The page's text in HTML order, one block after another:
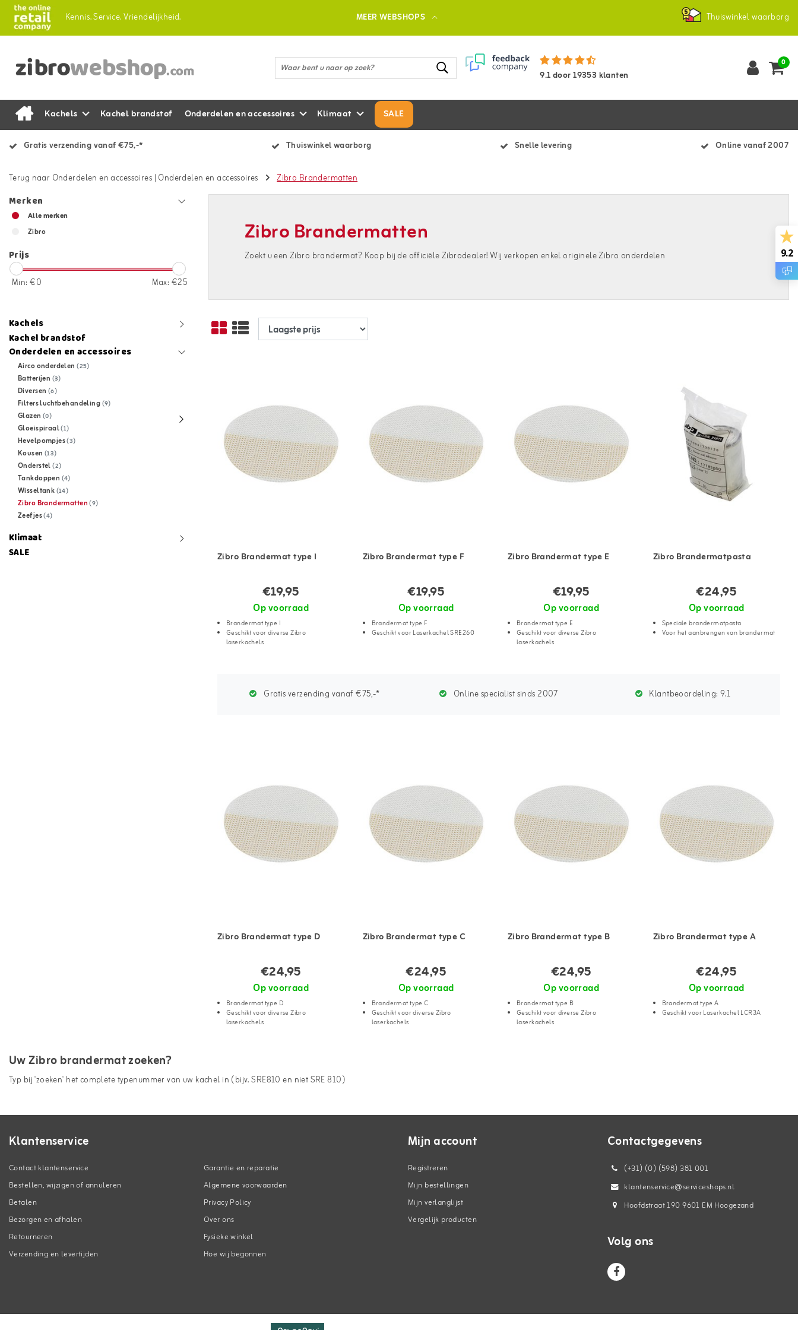
Kennis.Service.Vriendelijkheid. MEER WEBSHOPS Thuiswinkel waarborg
9.1door19353 klanten
0
Kachels Kachel brandstof Onderdelen en accessoires Klimaat SALE
Gratis verzending vanaf €75,-* Thuiswinkel waarborg Snelle levering Online vanaf 2007
Terug naar Onderdelen en accessoires | Onderdelen en accessoires Zibro Brandermatten
Merken
Alle merken
Zibro
Prijs
Min: €0 Max: €25
Kachels
Kachel brandstof
Onderdelen en accessoires
Airco onderdelen(25)
Batterijen (3)
Diversen (6)
Filters luchtbehandeling(9)
Glazen (0)
Gloeispiraal(1)
Hevelpompjes(3)
Kousen (13)
Onderstel(2)
Tankdoppen (4)
Wisseltank(14)
Zibro Brandermatten(9)
Zeefjes(4)
Klimaat
SALE
Zibro Brandermatten
Zoekt u een Zibro brandermat? Koop bij de officiële Zibrodealer! Wij verkopen enkel originele Zibro onderdelen
Zibro Brandermat type I
€19,95
Op voorraad
Brandermat type I
Geschikt voor diverse Zibro
laserkachels
Zibro Brandermat type F
€19,95
Op voorraad
Brandermat type F
Geschikt voor Laserkachel SRE260
Zibro Brandermat type E
€19,95
Op voorraad
Brandermat type E
Geschikt voor diverse Zibro
laserkachels
Zibro Brandermatpasta
€24,95
Op voorraad
Speciale brandermatpasta
Voor het aanbrengen van brandermat
Gratis verzending vanaf €75,-* Online specialist sinds 2007 Klantbeoordeling:9.1
Zibro Brandermat type D
€24,95
Op voorraad
Brandermat type D
Geschikt voor diverse Zibro
laserkachels
Zibro Brandermat type C
€24,95
Op voorraad
Brandermat type C
Geschikt voor diverse Zibro
laserkachels
Zibro Brandermat type B
€24,95
Op voorraad
Brandermat type B
Geschikt voor diverse Zibro
laserkachels
Zibro Brandermat type A
€24,95
Op voorraad
Brandermat type A
Geschikt voor Laserkachel LCR3A
Uw Zibro brandermat zoeken?
Typ bij 'zoeken' het complete typenummer van uw kachel in (bijv. SRE810 en niet SRE 810)
Klantenservice
Contact klantenservice
Bestellen, wijzigen of annuleren
Betalen
Bezorgen en afhalen
Retourneren
Verzending en levertijden
Garantie en reparatie
Algemene voorwaarden
Privacy Policy
Over ons
Fysieke winkel
Hoe wij begonnen
Mijn account
Registreren
Mijn bestellingen
Mijn verlanglijst
Vergelijk producten
Contactgegevens
(+31) (0) (598) 381 001
klantenservice@serviceshops.nl
Hoofdstraat 190 9601 EM Hoogezand
Volg ons
9.2